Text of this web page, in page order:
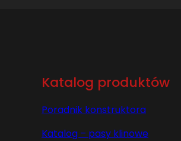
Katalog produktów
Poradnik konstruktora
Katalog – pasy klinowe